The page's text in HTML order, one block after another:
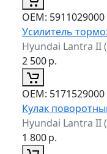
ОЕМ: 5911029000
Усилитель
Hyundai Lantra II
2 500р.
ОЕМ: 5171529000
Кулак
Hyundai Lantra II
1 800р.